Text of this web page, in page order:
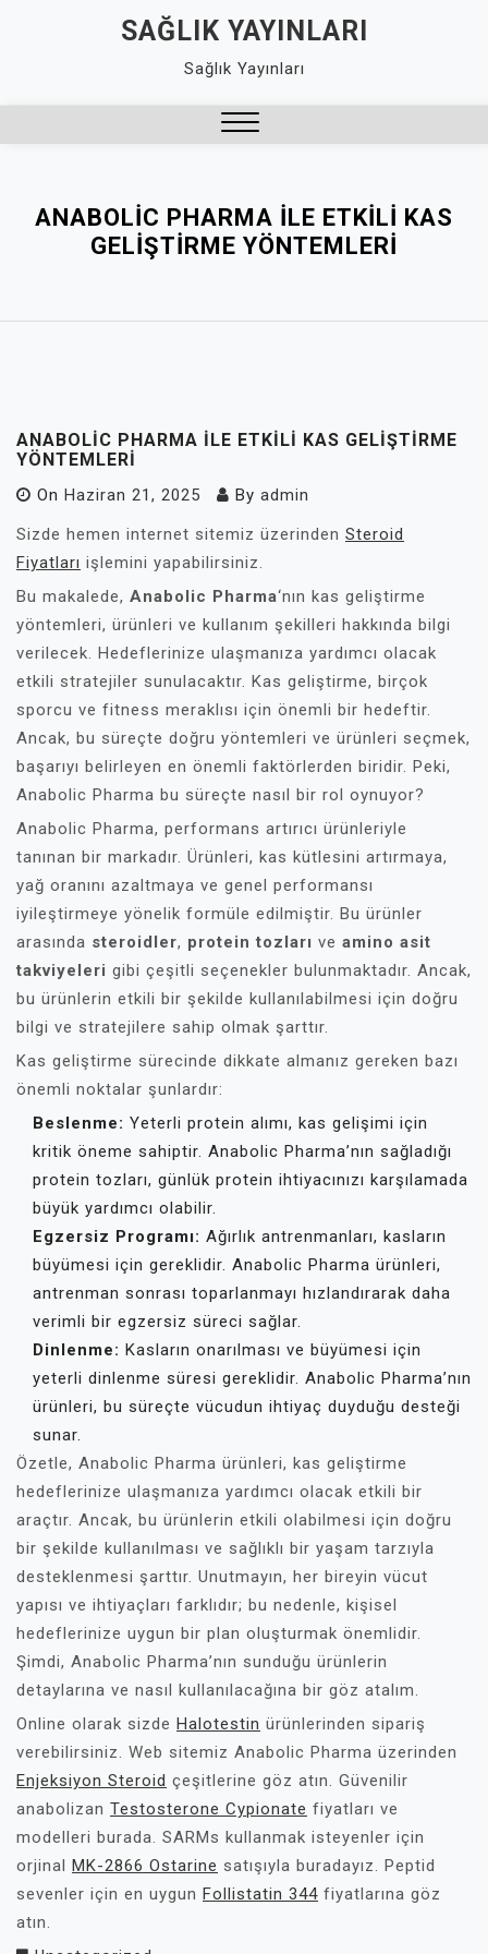
SAĞLIK YAYINLARI
Sağlık Yayınları
ANABOLIC PHARMA İLE ETKILI KAS
GELIŞTIRME YÖNTEMLERI
ANABOLIC PHARMA İLE ETKILI KAS GELIŞTIRME
YÖNTEMLERI
On Haziran 21, 2025 By admin
Sizde hemen internet sitemiz üzerinden Steroid
Fiyatları işlemini yapabilirsiniz.
Bu makalede, Anabolic Pharma‘nın kas geliştirme
yöntemleri, ürünleri ve kullanım şekilleri hakkında bilgi
verilecek. Hedeflerinize ulaşmanıza yardımcı olacak
etkili stratejiler sunulacaktır. Kas geliştirme, birçok
sporcu ve fitness meraklısı için önemli bir hedeftir.
Ancak, bu süreçte doğru yöntemleri ve ürünleri seçmek,
başarıyı belirleyen en önemli faktörlerden biridir. Peki,
Anabolic Pharma bu süreçte nasıl bir rol oynuyor?
Anabolic Pharma, performans artırıcı ürünleriyle
tanınan bir markadır. Ürünleri, kas kütlesini artırmaya,
yağ oranını azaltmaya ve genel performansı
iyileştirmeye yönelik formüle edilmiştir. Bu ürünler
arasında steroidler, protein tozları ve amino asit
takviyeleri gibi çeşitli seçenekler bulunmaktadır. Ancak,
bu ürünlerin etkili bir şekilde kullanılabilmesi için doğru
bilgi ve stratejilere sahip olmak şarttır.
Kas geliştirme sürecinde dikkate almanız gereken bazı
önemli noktalar şunlardır:
Beslenme: Yeterli protein alımı, kas gelişimi için
kritik öneme sahiptir. Anabolic Pharma’nın sağladığı
protein tozları, günlük protein ihtiyacınızı karşılamada
büyük yardımcı olabilir.
Egzersiz Programı: Ağırlık antrenmanları, kasların
büyümesi için gereklidir. Anabolic Pharma ürünleri,
antrenman sonrası toparlanmayı hızlandırarak daha
verimli bir egzersiz süreci sağlar.
Dinlenme: Kasların onarılması ve büyümesi için
yeterli dinlenme süresi gereklidir. Anabolic Pharma’nın
ürünleri, bu süreçte vücudun ihtiyaç duyduğu desteği
sunar.
Özetle, Anabolic Pharma ürünleri, kas geliştirme
hedeflerinize ulaşmanıza yardımcı olacak etkili bir
araçtır. Ancak, bu ürünlerin etkili olabilmesi için doğru
bir şekilde kullanılması ve sağlıklı bir yaşam tarzıyla
desteklenmesi şarttır. Unutmayın, her bireyin vücut
yapısı ve ihtiyaçları farklıdır; bu nedenle, kişisel
hedeflerinize uygun bir plan oluşturmak önemlidir.
Şimdi, Anabolic Pharma’nın sunduğu ürünlerin
detaylarına ve nasıl kullanılacağına bir göz atalım.
Online olarak sizde Halotestin ürünlerinden sipariş
verebilirsiniz. Web sitemiz Anabolic Pharma üzerinden
Enjeksiyon Steroid çeşitlerine göz atın. Güvenilir
anabolizan Testosterone Cypionate fiyatları ve
modelleri burada. SARMs kullanmak isteyenler için
orjinal MK-2866 Ostarine satışıyla buradayız. Peptid
sevenler için en uygun Follistatin 344 fiyatlarına göz
atın.